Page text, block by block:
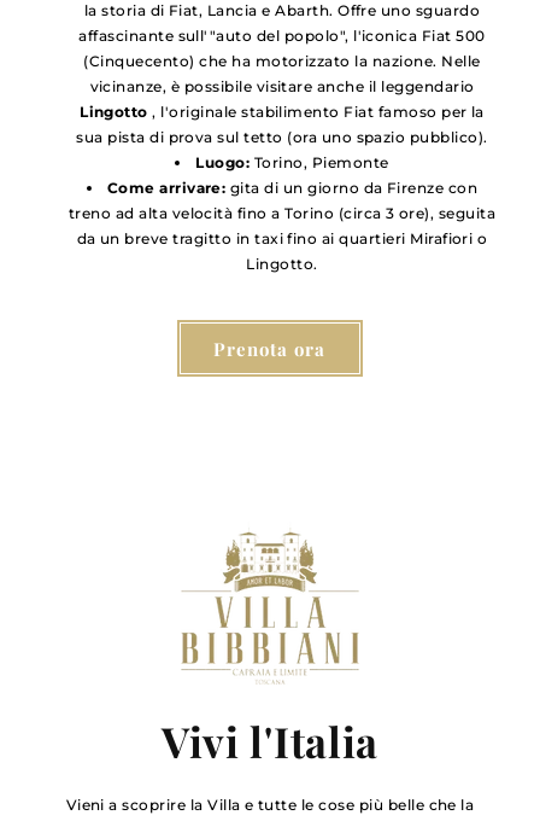
la storia di Fiat, Lancia e Abarth. Offre uno sguardo
affascinante sull'"auto del popolo", l'iconica Fiat 500
(Cinquecento) che ha motorizzato la nazione. Nelle
vicinanze, è possibile visitare anche il leggendario
Lingotto , l'originale stabilimento Fiat famoso per la
sua pista di prova sul tetto (ora uno spazio pubblico).
Luogo: Torino, Piemonte
Come arrivare: gita di un giorno da Firenze con
treno ad alta velocità fino a Torino (circa 3 ore), seguita
da un breve tragitto in taxi fino ai quartieri Mirafiori o
Lingotto.
Prenota ora
Vivi l'Italia
Vieni a scoprire la Villa e tutte le cose più belle che la